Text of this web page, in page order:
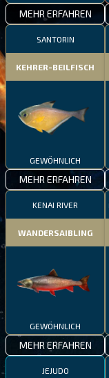
MEHR ERFAHREN
SANTORIN
KEHRER-BEILFISCH
GEWÖHNLICH
MEHR ERFAHREN
KENAI RIVER
WANDERSAIBLING
GEWÖHNLICH
MEHR ERFAHREN
JEJUDO